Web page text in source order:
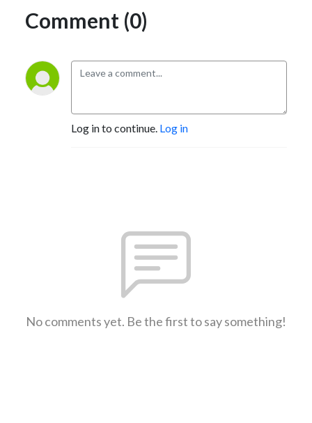
Comment (0)
Log in to continue. Log in
No comments yet. Be the first to say something!